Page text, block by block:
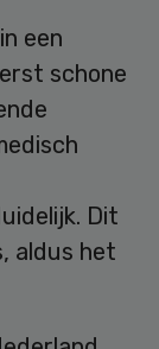
een
schone
Dit
aldus het